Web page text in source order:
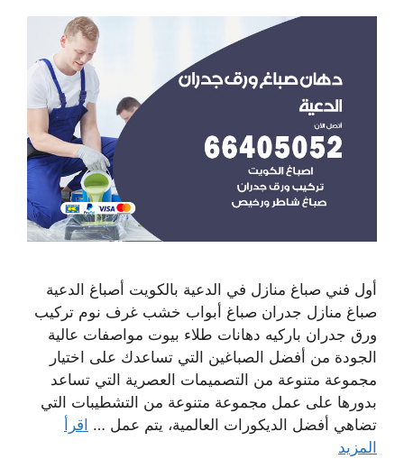
أول فني صباغ منازل في الدعية بالكويت أصباغ الدعية
صباغ منازل جدران صباغ أبواب خشب غرف نوم تركيب
ورق جدران باركيه دهانات طلاء بيوت مواصفات عالية
الجودة من أفضل الصباغين التي تساعدك على اختيار
مجموعة متنوعة من التصميمات العصرية التي تساعد
بدورها على عمل مجموعة متنوعة من التشطيبات التي
تضاهي أفضل الديكورات العالمية، يتم عمل … اقرأ
المزيد